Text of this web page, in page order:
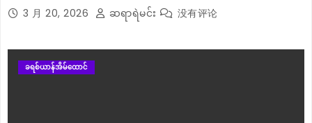
3 月 20, 2026 ဆရာရဲမင်း 没有评论
ခရစ်ယာန်အိမ်ထောင်